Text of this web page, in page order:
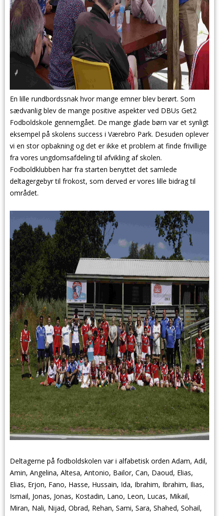
En lille rundbordssnak hvor mange emner blev berørt. Som
sædvanlig blev de mange positive aspekter ved DBUs Get2
Fodboldskole gennemgået. De mange glade børn var et synligt
eksempel på skolens success i Værebro Park. Desuden oplever
vi en stor opbakning og det er ikke et problem at finde frivillige
fra vores ungdomsafdeling til afvikling af skolen.
Fodboldklubben har fra starten benyttet det samlede
deltagergebyr til frokost, som derved er vores lille bidrag til
området.
Deltagerne på fodboldskolen var i alfabetisk orden Adam, Adil,
Amin, Angelina, Altesa, Antonio, Bailor, Can, Daoud, Elias,
Elias, Erjon, Fano, Hasse, Hussain, Ida, Ibrahim, Ibrahim, Ilias,
Ismail, Jonas, Jonas, Kostadin, Lano, Leon, Lucas, Mikail,
Miran, Nali, Nijad, Obrad, Rehan, Sami, Sara, Shahed, Sohail,